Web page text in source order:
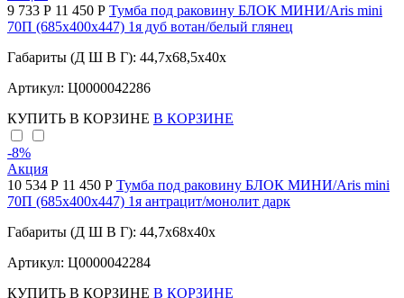
9 733 Р 11 450 Р Тумба под раковину БЛОК МИНИ/Aris mini
70П (685х400х447) 1я дуб вотан/белый глянец
Габариты (Д Ш В Г): 44,7x68,5x40x
Артикул: Ц0000042286
КУПИТЬ В КОРЗИНЕ В КОРЗИНЕ
-8%
Акция
10 534 Р 11 450 Р Тумба под раковину БЛОК МИНИ/Aris mini
70П (685х400х447) 1я антрацит/монолит дарк
Габариты (Д Ш В Г): 44,7x68x40x
Артикул: Ц0000042284
КУПИТЬ В КОРЗИНЕ В КОРЗИНЕ